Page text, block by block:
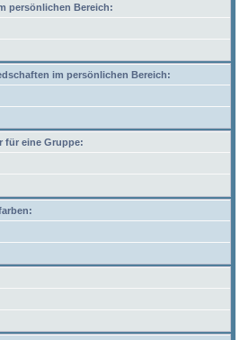
persönlichen Bereich:
im persönlichen Bereich:
für eine Gruppe: